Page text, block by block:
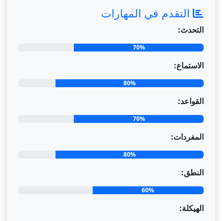
التقدم في المهارات
التحدث:
70%
الاستماع:
80%
القواعد:
70%
المفردات:
80%
النطق:
60%
الهيكلة: